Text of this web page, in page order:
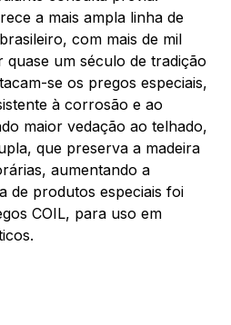
a mais ampla linha de
com mais de mil
quase um século de tradição
se os pregos especiais,
à corrosão e ao
maior vedação ao telhado,
que preserva a madeira
aumentando a
de produtos especiais foi
COIL, para uso em